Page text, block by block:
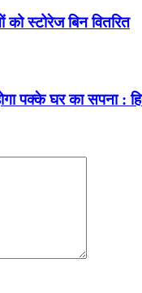
स्टोरेज बिन वितरित
पक्के घर का सपना :